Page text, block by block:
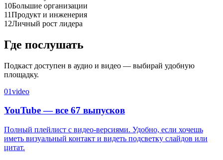
10Большие организации
11Продукт и инженерия
12Личный рост лидера
Где послушать
Подкаст доступен в аудио и видео — выбирай удобную
площадку.
01video
YouTube — все 67 выпусков
Полный плейлист с видео-версиями. Удобно, если хочешь
иметь визуальный контакт и видеть подсветку слайдов или
цитат.